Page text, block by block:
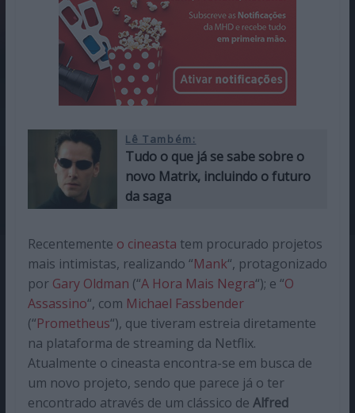
Lê Também:
Tudo o que já se sabe sobre o
novo Matrix, incluindo o futuro
da saga
Recentemente o cineasta tem procurado projetos
mais intimistas, realizando “Mank“, protagonizado
por Gary Oldman (“A Hora Mais Negra“); e “O
Assassino“, com Michael Fassbender
(“Prometheus“), que tiveram estreia diretamente
na plataforma de streaming da Netflix.
Atualmente o cineasta encontra-se em busca de
um novo projeto, sendo que parece já o ter
encontrado através de um clássico de Alfred